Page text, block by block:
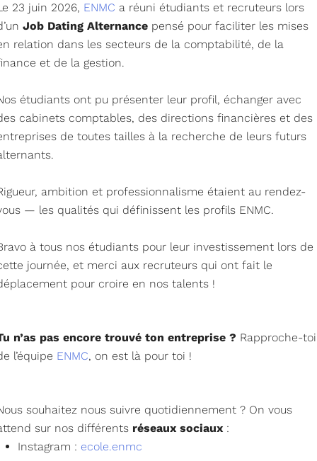
23 juin 2026, ENMC a réuni étudiants et recruteurs lors
Job Dating Alternance pensé pour faciliter les mises
relation dans les secteurs de la comptabilité, de la
et de la gestion.
étudiants ont pu présenter leur profil, échanger avec
cabinets comptables, des directions financières et des
de toutes tailles à la recherche de leurs futurs
ambition et professionnalisme étaient au rendez-
— les qualités qui définissent les profils ENMC.
à tous nos étudiants pour leur investissement lors de
journée, et merci aux recruteurs qui ont fait le
pour croire en nos talents !
n’as pas encore trouvé ton entreprise ? Rapproche-toi
l’équipe ENMC, on est là pour toi !
souhaitez nous suivre quotidiennement ? On vous
sur nos différents réseaux sociaux :
Instagram : ecole.enmc